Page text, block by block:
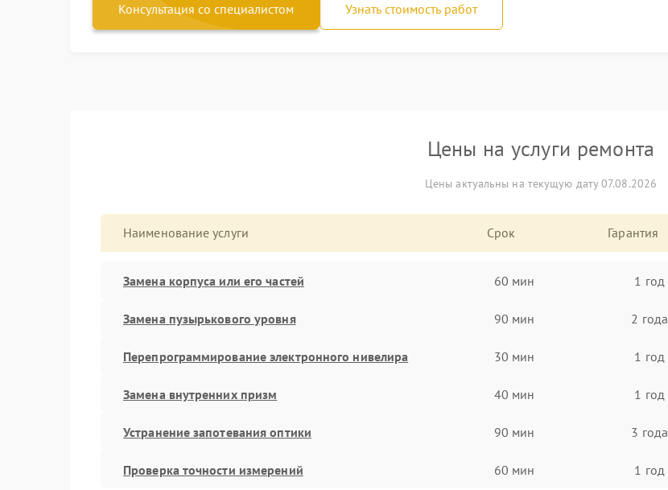
Консультация со специалистом Узнать стоимость работ
Цены на услуги ремонта
Цены актуальны на текущую дату 07.08.2026
Наименование услуги Срок Гарантия
Замена корпуса или его частей 60 мин 1 год
Замена пузырькового уровня 90 мин 2 года
Перепрограммирование электронного нивелира 30 мин 1 год
Замена внутренних призм 40 мин 1 год
Устранение запотевания оптики 90 мин 3 года
Проверка точности измерений 60 мин 1 год